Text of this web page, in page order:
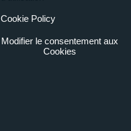
Cookie Policy
Modifier le consentement aux
Cookies